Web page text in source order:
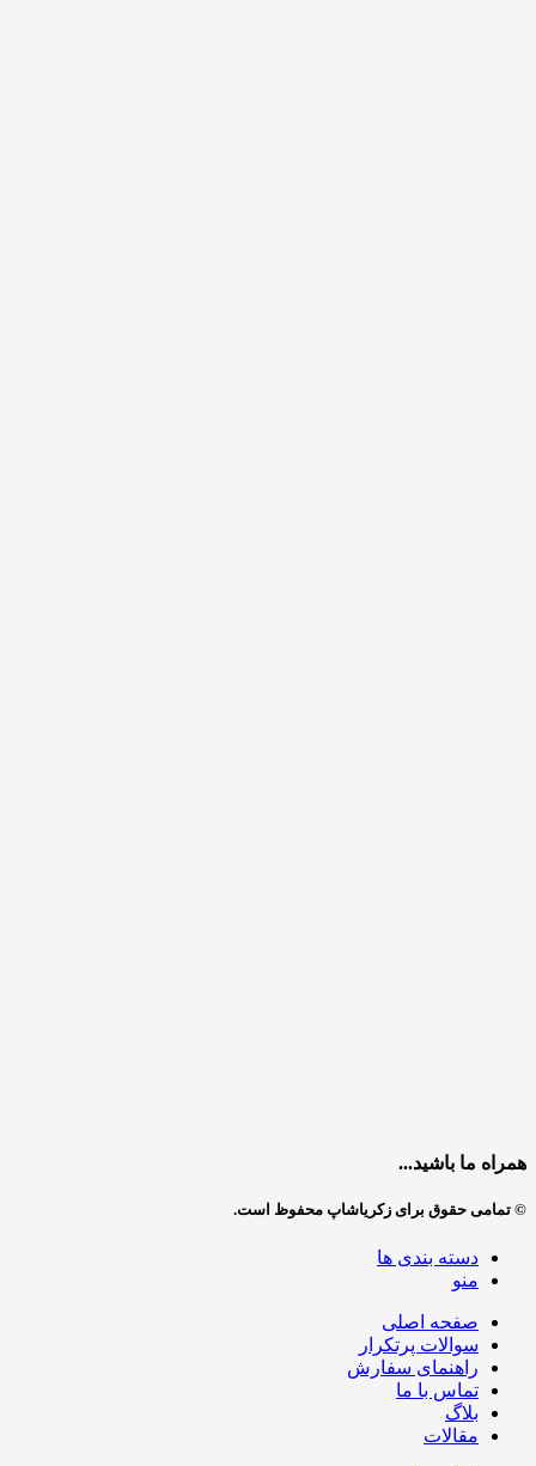
همراه ما باشید...
© تمامی حقوق برای زکریاشاپ محفوظ است.
دسته بندی ها
منو
صفحه اصلی
سوالات پرتکرار
راهنمای سفارش
تماس با ما
بلاگ
مقالات